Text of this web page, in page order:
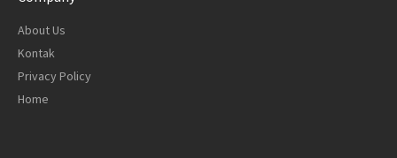
About Us
Kontak
Privacy Policy
Home